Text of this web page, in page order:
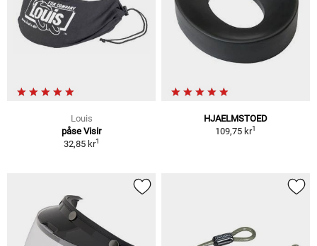
Louis
påse Visir
32,85 kr1
HJAELMSTOED
109,75 kr1